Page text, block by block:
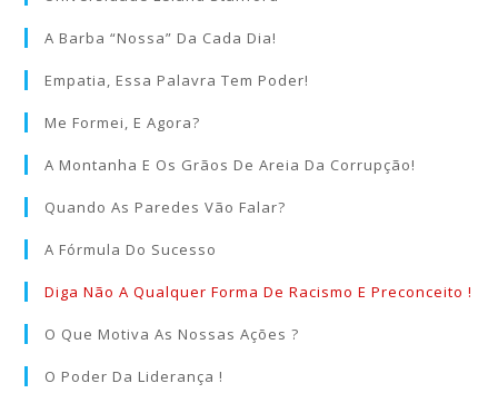
A Barba “nossa” Da Cada Dia!
Empatia, Essa Palavra Tem Poder!
Me Formei, E Agora?
A Montanha E Os Grãos De Areia Da Corrupção!
Quando As Paredes Vão Falar?
A Fórmula Do Sucesso
Diga Não A Qualquer Forma De Racismo E Preconceito !
O Que Motiva As Nossas Ações ?
O Poder Da Liderança !